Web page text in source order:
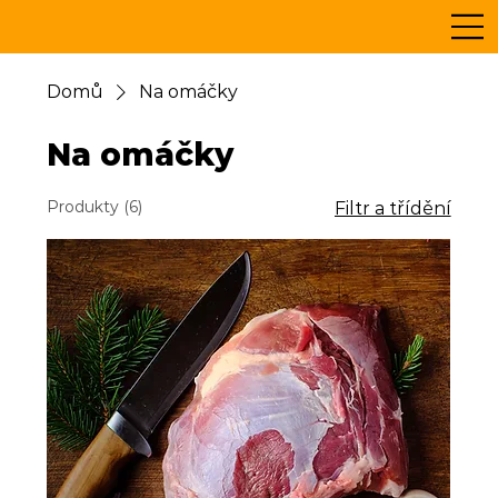
Domů Na omáčky
Na omáčky
Produkty (6) Filtr a třídění